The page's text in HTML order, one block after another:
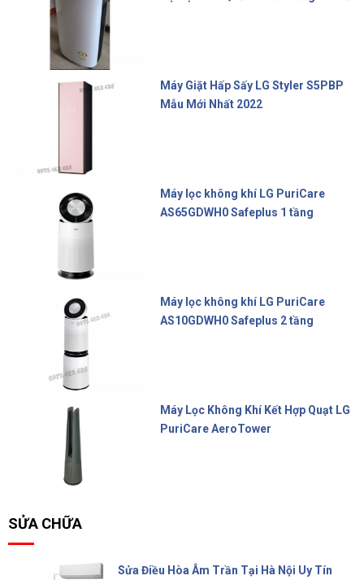
Máy Giặt Hấp Sấy LG Styler S5PBP
Mẫu Mới Nhất 2022
Máy lọc không khí LG PuriCare
AS65GDWH0 Safeplus 1 tầng
Máy lọc không khí LG PuriCare
AS10GDWH0 Safeplus 2 tầng
Máy Lọc Không Khí Kết Hợp Quạt LG
PuriCare AeroTower
SỬA CHỮA
Sửa Điều Hòa Âm Trần Tại Hà Nội Uy Tín